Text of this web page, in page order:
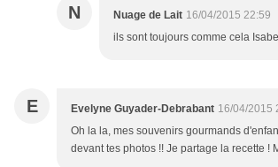
N Nuage de Lait 16/04/2015 22:59
ils sont toujours comme cela
E Evelyne Guyader-Debrabant 16/04/2015
Oh la la, mes souvenirs gourmands
devant tes photos !! Je partage la recette !